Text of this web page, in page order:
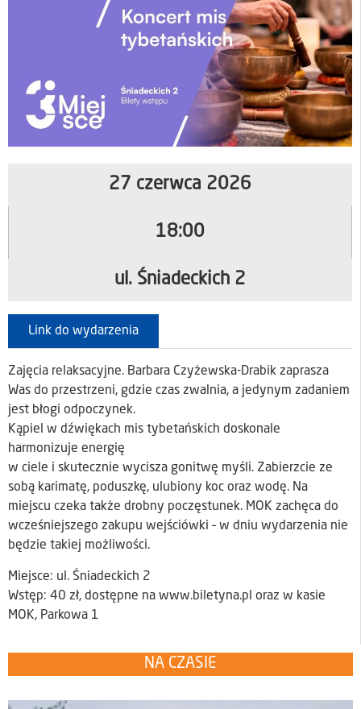
27 czerwca 2026
18:00
ul. Śniadeckich 2
Link do wydarzenia
Zajęcia relaksacyjne. Barbara Czyżewska-Drabik zaprasza
Was do przestrzeni, gdzie czas zwalnia, a jedynym zadaniem
jest błogi odpoczynek.
Kąpiel w dźwiękach mis tybetańskich doskonale
harmonizuje energię
w ciele i skutecznie wycisza gonitwę myśli. Zabierzcie ze
sobą karimatę, poduszkę, ulubiony koc oraz wodę. Na
miejscu czeka także drobny poczęstunek. MOK zachęca do
wcześniejszego zakupu wejściówki – w dniu wydarzenia nie
będzie takiej możliwości.
Miejsce: ul. Śniadeckich 2
Wstęp: 40 zł, dostępne na www.biletyna.pl oraz w kasie
MOK, Parkowa 1
NA CZASIE